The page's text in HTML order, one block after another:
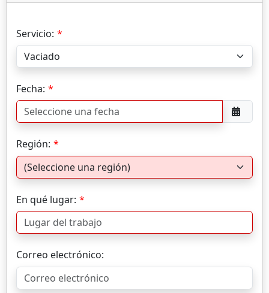
Servicio:
Fecha:
Región:
En qué lugar:
Correo electrónico: